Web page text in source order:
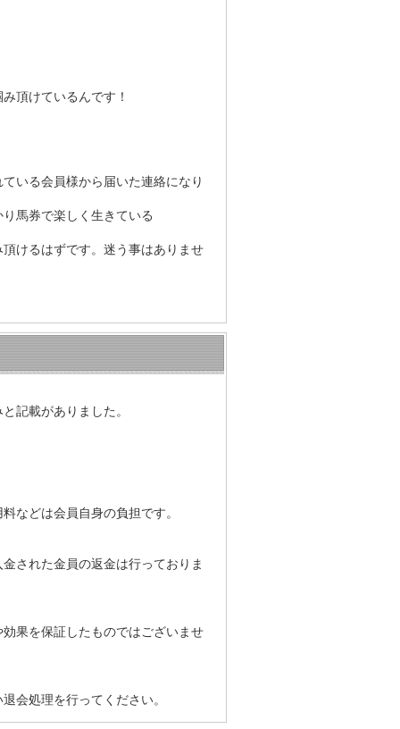
頂けているんです！
いる会員様から届いた連絡になり
馬券で楽しく生きている
けるはずです。迷う事はありませ
記載がありました。
などは会員自身の負担です。
された金員の返金は行っておりま
果を保証したものではございませ
会処理を行ってください。